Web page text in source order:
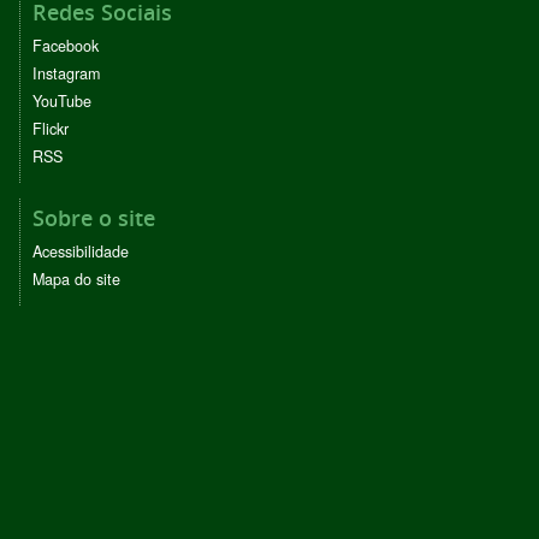
Redes Sociais
Facebook
Instagram
YouTube
Flickr
RSS
Sobre o site
Acessibilidade
Mapa do site